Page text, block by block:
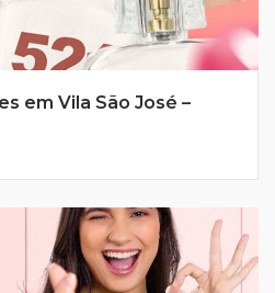
em Vila São José –